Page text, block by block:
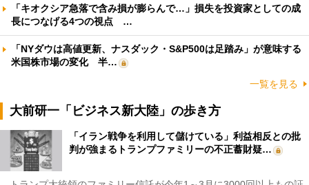
「キオクシア急落で含み損が膨らんで…」損失を投資家としての成
長につなげる4つの視点 …
「NYダウは高値更新、ナスダック・S&P500は足踏み」が意味する
米国株市場の変化 半…
一覧を見る
大前研一「ビジネス新大陸」の歩き方
「イラン戦争を利用して儲けている」利益相反との批
判が強まるトランプファミリーの不正蓄財疑…